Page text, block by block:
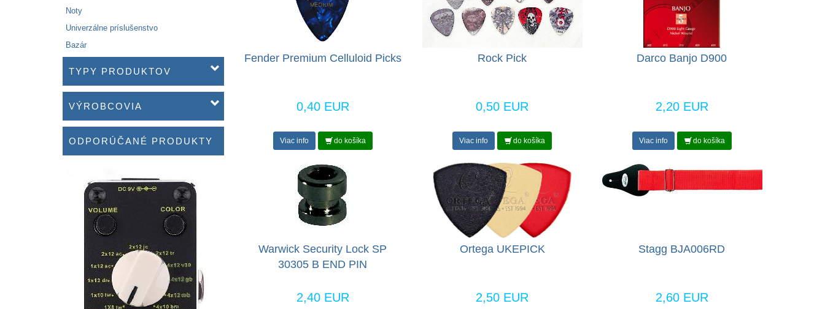
Noty
Univerzálne príslušenstvo
Bazár
TYPY PRODUKTOV
VÝROBCOVIA
ODPORÚČANÉ PRODUKTY
Fender Premium Celluloid Picks
0,40 EUR
Viac info do košíka
Rock Pick
0,50 EUR
Viac info do košíka
Darco Banjo D900
2,20 EUR
Viac info do košíka
Warwick Security Lock SP
30305 B END PIN
2,40 EUR
Ortega UKEPICK
2,50 EUR
Stagg BJA006RD
2,60 EUR